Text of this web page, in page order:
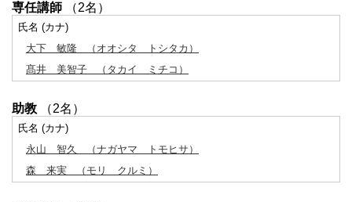
専任講師 （2名）
氏名 (カナ)
大下 敏隆
（オオシタ トシタカ）
髙井 美智子
（タカイ ミチコ）
助教 （2名）
氏名 (カナ)
永山 智久
（ナガヤマ トモヒサ）
森 来実
（モリ クルミ）